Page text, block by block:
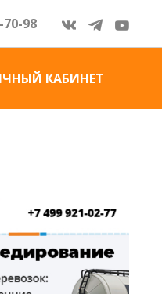
70-98
КАБИНЕТ